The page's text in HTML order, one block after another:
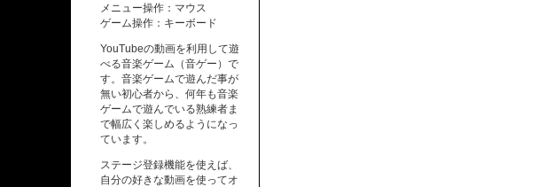
メニュー操作：マウス
ゲーム操作：キーボード
YouTubeの動画を利用して遊
べる音楽ゲーム（音ゲー）で
す。音楽ゲームで遊んだ事が
無い初心者から、何年も音楽
ゲームで遊んでいる熟練者ま
で幅広く楽しめるようになっ
ています。
ステージ登録機能を使えば、
自分の好きな動画を使ってオ